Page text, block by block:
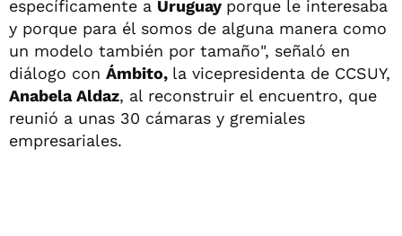
específicamente a Uruguay porque le interesaba
y porque para él somos de alguna manera como
un modelo también por tamaño", señaló en
diálogo con Ámbito, la vicepresidenta de CCSUY,
Anabela Aldaz, al reconstruir el encuentro, que
reunió a unas 30 cámaras y gremiales
empresariales.